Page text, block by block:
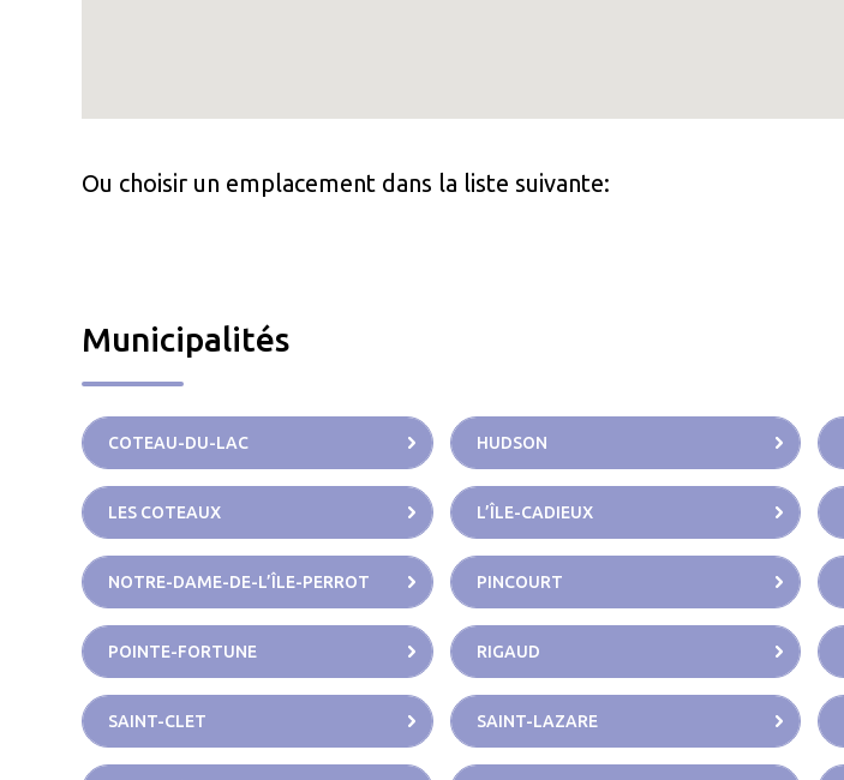
Ou choisir un emplacement dans la liste suivante:
Municipalités
COTEAU-DU-LAC HUDSON
LES COTEAUX L’ÎLE-CADIEUX
NOTRE-DAME-DE-L’ÎLE-PERROT PINCOURT
POINTE-FORTUNE RIGAUD
SAINT-CLET SAINT-LAZARE